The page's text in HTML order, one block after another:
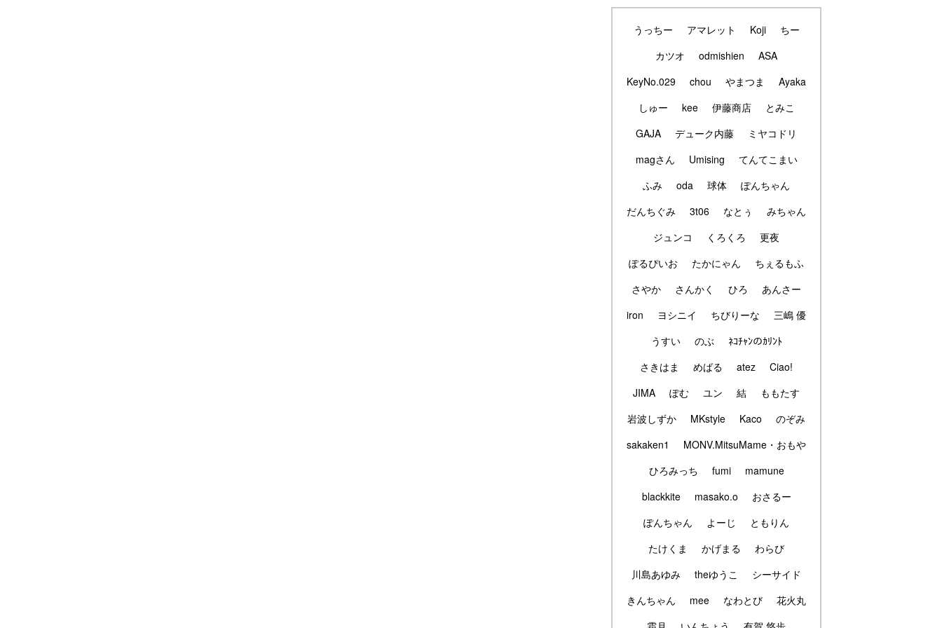
うっちー アマレット Koji
ちー
カツオ
odmishien
ASA
KeyNo.029
chou やまつま
Ayaka
しゅー
kee 伊藤商店
とみこ
GAJA
デューク内藤
ミヤコドリ
magさん
Umising
てんてこまい
ふみ
oda 球体
ぽんちゃん
だんちぐみ
3t06 なとぅ
みちゃん
ジュンコ
くろくろ
更夜
ぽるぴいお
たかにゃん
ちぇるもふ
さやか
さんかく ひろ
あんさー
iron
ヨシニイ ちびりーな
三嶋 優
うすい
のぶ
ﾈｺﾁｬﾝのｶﾘﾝﾄ
さきはま
めばる atez
Ciao!
JIMA
ぽむ ユン 結
ももたす
岩波しずか
MKstyle Kaco
のぞみ
sakaken1
MONV.MitsuMame・おもや
ひろみっち
fumi
mamune
blackkite
masako.o
おさるー
ぽんちゃん
よーじ
ともりん
たけくま
かげまる
わらび
川島あゆみ
theゆうこ
シーサイド
きんちゃん
mee なわとび
花火丸